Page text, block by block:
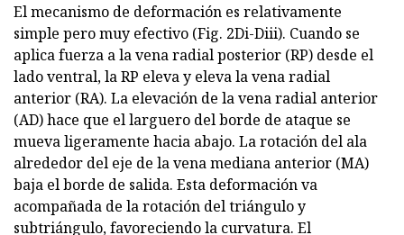
El mecanismo de deformación es relativamente
simple pero muy efectivo (Fig. 2Di-Diii). Cuando se
aplica fuerza a la vena radial posterior (RP) desde el
lado ventral, la RP eleva y eleva la vena radial
anterior (RA). La elevación de la vena radial anterior
(AD) hace que el larguero del borde de ataque se
mueva ligeramente hacia abajo. La rotación del ala
alrededor del eje de la vena mediana anterior (MA)
baja el borde de salida. Esta deformación va
acompañada de la rotación del triángulo y
subtriángulo, favoreciendo la curvatura. El